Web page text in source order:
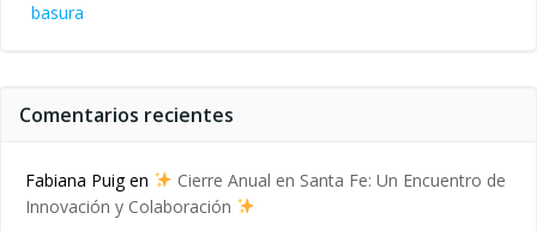
basura
Comentarios recientes
Fabiana Puigen
Cierre Anual en Santa Fe: Un Encuentro de
Innovación y Colaboración